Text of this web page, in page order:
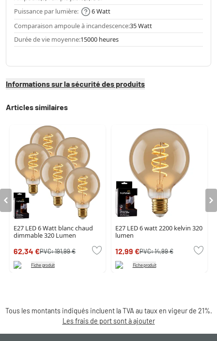
Puissance par lumière:
6 Watt
Comparaison ampoule à incandescence:35 Watt
Durée de vie moyenne:15000 heures
Informations sur la sécurité des produits
Articles similaires
E27 LED 6 Watt blanc chaud
dimmable 320 Lumen
62,34 €PVC:191,99 €
Fiche produit
E27 LED 6 watt 2200 kelvin 320
lumen
12,99 €PVC:14,99 €
Fiche produit
Tous les montants indiqués incluent la TVA au taux en vigeur de 21%.
Les frais de port sont à ajouter